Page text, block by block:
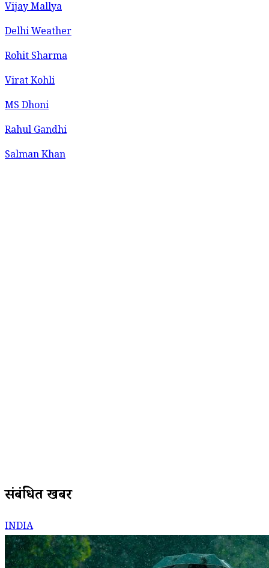
Vijay Mallya
Delhi Weather
Rohit Sharma
Virat Kohli
MS Dhoni
Rahul Gandhi
Salman Khan
संबंधित खबरें
INDIA